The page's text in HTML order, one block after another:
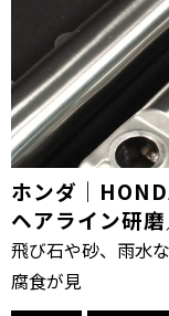
ホンダ｜
ヘアライン研
飛び石や砂、雨水
腐食が見